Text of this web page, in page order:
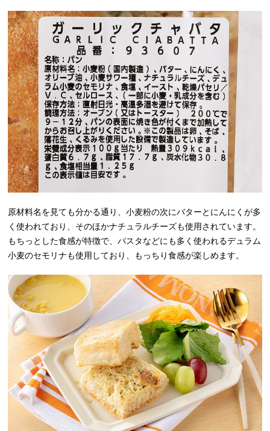
原材料名を見ても分かる通り、小麦粉の次にバターとにんにくが多
く使われており、そのほかナチュラルチーズも使用されています。
もちっとした食感が特徴で、パスタなどにも多く使われるデュラム
小麦のセモリナも使用しており、もっちり食感が楽しめます。